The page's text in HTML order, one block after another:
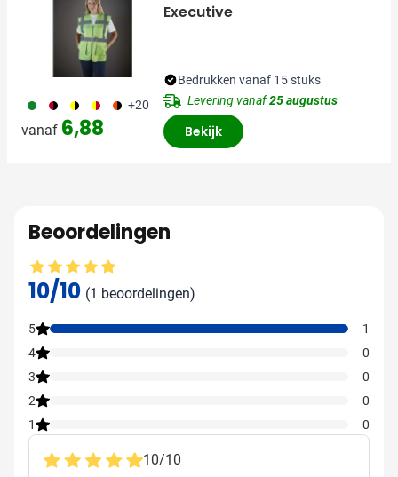
790 175 076 297 210 +20
vanaf 6,88
Executive
Bedrukken vanaf 15 stuks
Levering vanaf25 augustus
Bekijk
Beoordelingen
Gemiddelde beoordeling: 10 van 10
10/10 (1 beoordelingen)
5
1
4
0
3
0
2
0
1
0
10/10